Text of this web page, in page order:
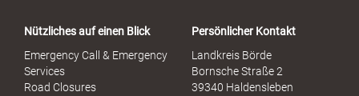
S
Nützliches auf einen Blick
Emergency Call & Emergency
Services
Road Closures
Persönlicher Kontakt
Landkreis Börde
Bornsche Straße 2
39340 Haldensleben